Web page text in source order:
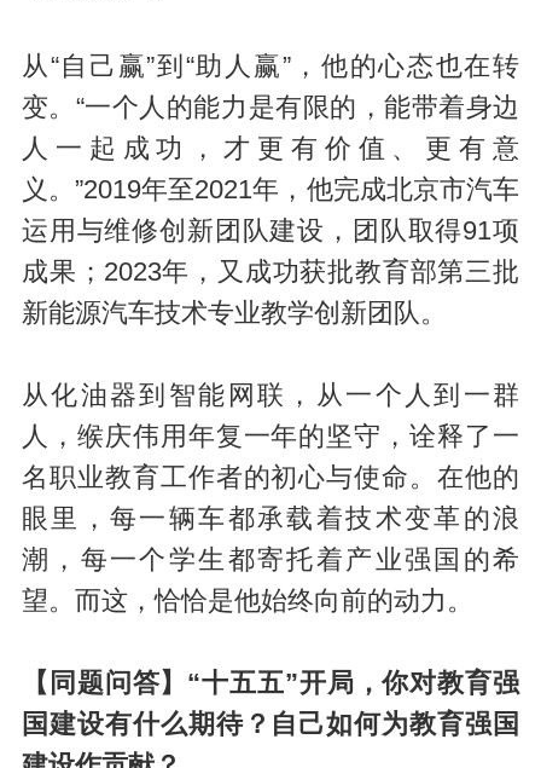
从“自己赢”到“助人赢”，他的心态也在转
变。“一个人的能力是有限的，能带着身边
人一起成功，才更有价值、更有意
义。”2019年至2021年，他完成北京市汽车
运用与维修创新团队建设，团队取得91项
成果；2023年，又成功获批教育部第三批
新能源汽车技术专业教学创新团队。
从化油器到智能网联，从一个人到一群
人，缑庆伟用年复一年的坚守，诠释了一
名职业教育工作者的初心与使命。在他的
眼里，每一辆车都承载着技术变革的浪
潮，每一个学生都寄托着产业强国的希
望。而这，恰恰是他始终向前的动力。
【同题问答】“十五五”开局，你对教育强
国建设有什么期待？自己如何为教育强国